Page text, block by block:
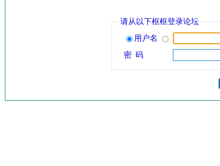
请从以下框框登录论坛
用户名
密 码